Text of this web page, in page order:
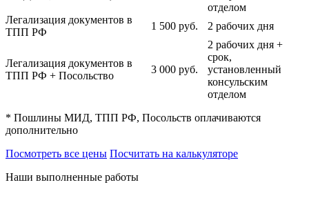
отделом
Легализация документов в
ТПП РФ
1 500 руб. 2 рабочих дня
Легализация документов в
ТПП РФ + Посольство
3 000 руб.
2 рабочих дня +
срок,
установленный
консульским
отделом
* Пошлины МИД, ТПП РФ, Посольств оплачиваются
дополнительно
Посмотреть все цены Посчитать на калькуляторе
Наши выполненные работы